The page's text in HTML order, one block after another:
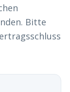
Bitte